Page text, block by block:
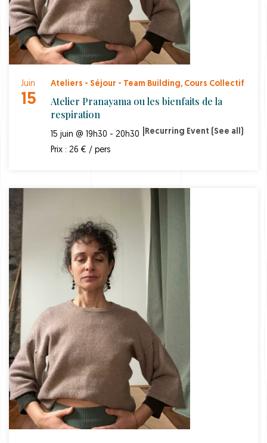
Juin
15
Ateliers - Séjour - Team Building, Cours Collectif
Atelier Pranayama ou les bienfaits de la
respiration
15 juin @ 19h30 - 20h30 Recurring Event (See all)
Prix : 26 € / pers